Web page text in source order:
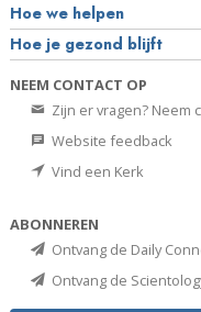
Hoe we helpen
Hoe je gezond blijft
NEEM CONTACT OP
Zijn er vragen? Neem
Website feedback
Vind een Kerk
ABONNEREN
Ontvang de Daily
Ontvang de